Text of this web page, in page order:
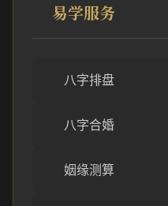
易学服务
八字排盘
八字合婚
姻缘测算